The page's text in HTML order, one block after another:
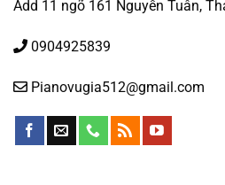
Add 11 ngõ 161 Nguyễn Tuân,
0904925839
Pianovugia512@gmail.com